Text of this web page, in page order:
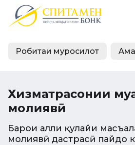
Робитаи муросилотӣ
Хизматрасонии
молиявӣ
Барои ҳалли қулайи
молиявӣ дастрасӣ пайдо